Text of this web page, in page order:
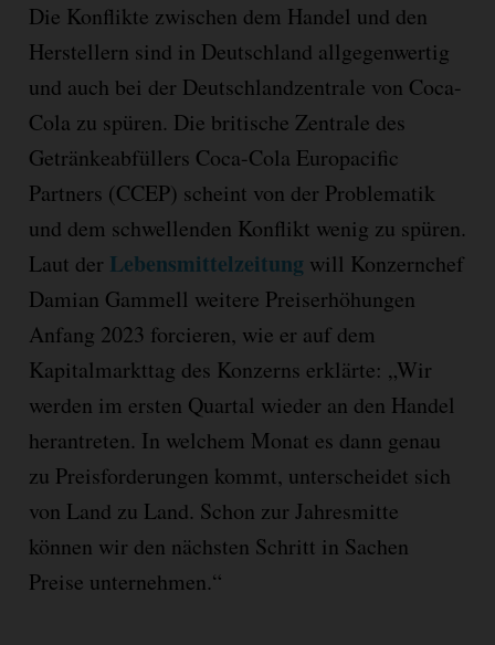
Die Konflikte zwischen dem Handel und den
Herstellern sind in Deutschland allgegenwertig
und auch bei der Deutschlandzentrale von Coca-
Cola zu spüren. Die britische Zentrale des
Getränkeabfüllers Coca-Cola Europacific
Partners (CCEP) scheint von der Problematik
und dem schwellenden Konflikt wenig zu spüren.
Laut der Lebensmittelzeitung will Konzernchef
Damian Gammell weitere Preiserhöhungen
Anfang 2023 forcieren, wie er auf dem
Kapitalmarkttag des Konzerns erklärte: „Wir
werden im ersten Quartal wieder an den Handel
herantreten. In welchem Monat es dann genau
zu Preisforderungen kommt, unterscheidet sich
von Land zu Land. Schon zur Jahresmitte
können wir den nächsten Schritt in Sachen
Preise unternehmen.“